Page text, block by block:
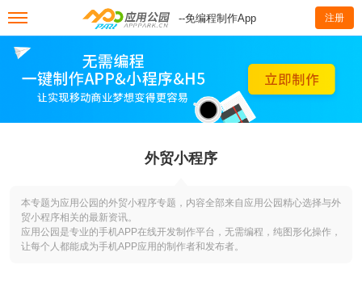
--免编程制作App 注册
外贸小程序
本专题为应用公园的外贸小程序专题，内容全部来自应用公园精心选择与外
贸小程序相关的最新资讯。
应用公园是专业的手机APP在线开发制作平台，无需编程，纯图形化操作，
让每个人都能成为手机APP应用的制作者和发布者。